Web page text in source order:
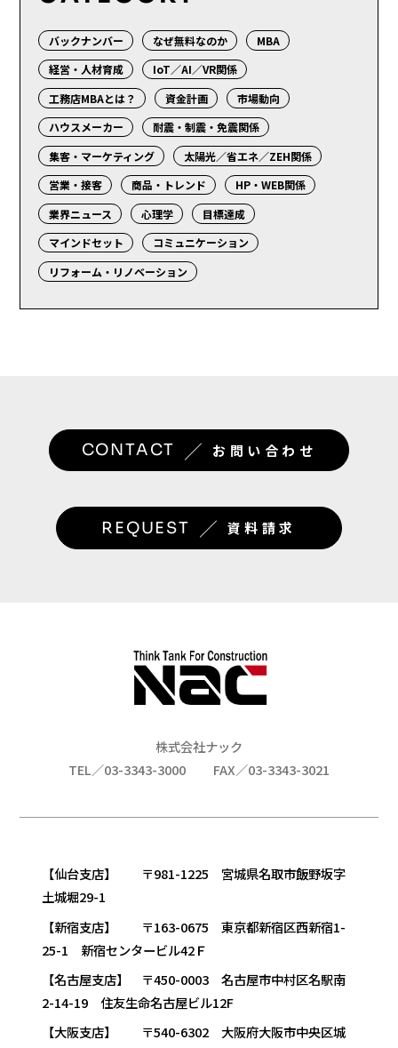
バックナンバー なぜ無料なのか
MBA
経営・人材育成
IoT／AI／VR関係
工務店MBAとは？
資金計画
市場動向
ハウスメーカー
耐震・制震・免震関係
集客・マーケティング
太陽光／省エネ／ZEH関係
営業・接客
商品・トレンド
HP・WEB関係
業界ニュース
心理学
目標達成
マインドセット
コミュニケーション
リフォーム・リノベーション
CONTACT ／ お問い合わせ
REQUEST ／ 資料請求
株式会社ナック
TEL／03-3343-3000
FAX／03-3343-3021
【仙台支店】 〒981-1225 宮城県名取市飯野坂字
土城堀29-1
【新宿支店】 〒163-0675 東京都新宿区西新宿1-
25-1 新宿センタービル42Ｆ
【名古屋支店】 〒450-0003 名古屋市中村区名駅南
2-14-19 住友生命名古屋ビル12F
【大阪支店】 〒540-6302 大阪府大阪市中央区城